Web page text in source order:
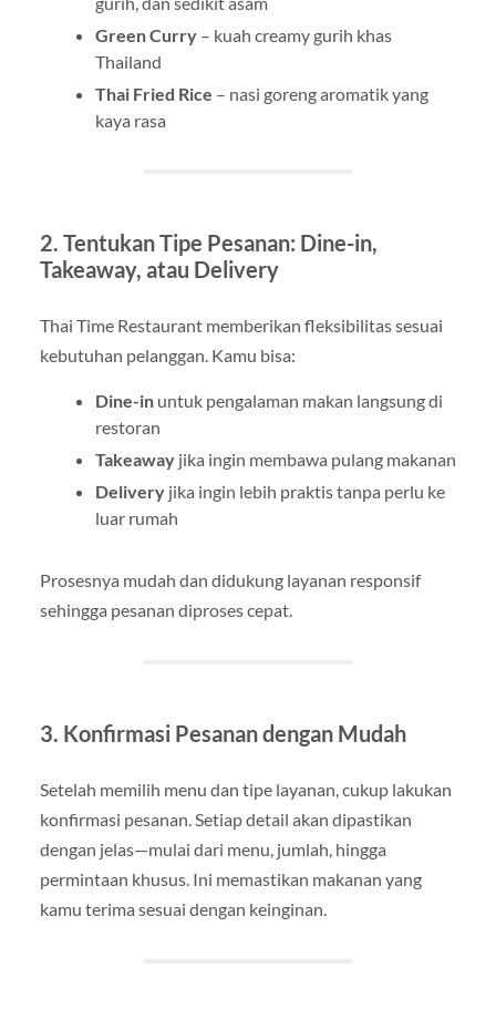
Green Curry– kuah creamy gurih khas
Thailand
Thai Fried Rice – nasi goreng aromatik yang
kaya rasa
2. Tentukan Tipe Pesanan: Dine-in,
Takeaway, atau Delivery
Thai Time Restaurant memberikan fleksibilitas sesuai
kebutuhan pelanggan. Kamu bisa:
Dine-inuntuk pengalaman makan langsung di
restoran
Takeawayjika ingin membawa pulang makanan
Deliveryjika ingin lebih praktis tanpa perlu ke
luar rumah
Prosesnya mudah dan didukung layanan responsif
sehingga pesanan diproses cepat.
3. Konfirmasi Pesanan dengan Mudah
Setelah memilih menu dan tipe layanan, cukup lakukan
konfirmasi pesanan. Setiap detail akan dipastikan
dengan jelas—mulai dari menu, jumlah, hingga
permintaan khusus. Ini memastikan makanan yang
kamu terima sesuai dengan keinginan.